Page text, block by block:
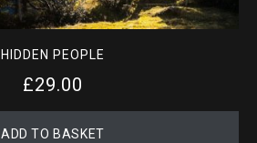
HIDDEN PEOPLE
£29.00
ADD TO BASKET